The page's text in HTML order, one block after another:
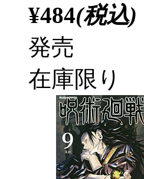
¥484(税込)
発売
在庫限り